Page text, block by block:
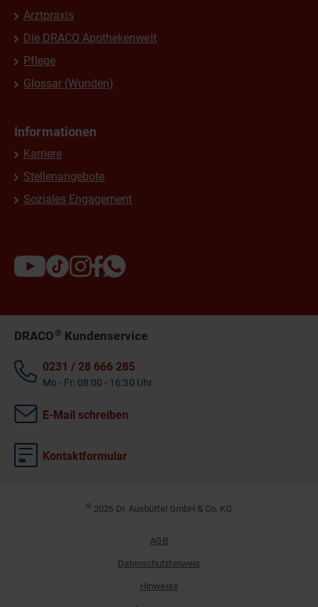
Arztpraxis
Die DRACO Apothekenwelt
Pflege
Glossar (Wunden)
Informationen
Karriere
Stellenangebote
Soziales Engagement
DRACO®Kundenservice
0231 / 28 666 285
Mo - Fr: 08:00 - 16:30 Uhr
E-Mail schreiben
Kontaktformular
© 2026 Dr. Ausbüttel GmbH & Co. KG
AGB
Datenschutzhinweis
Hinweise